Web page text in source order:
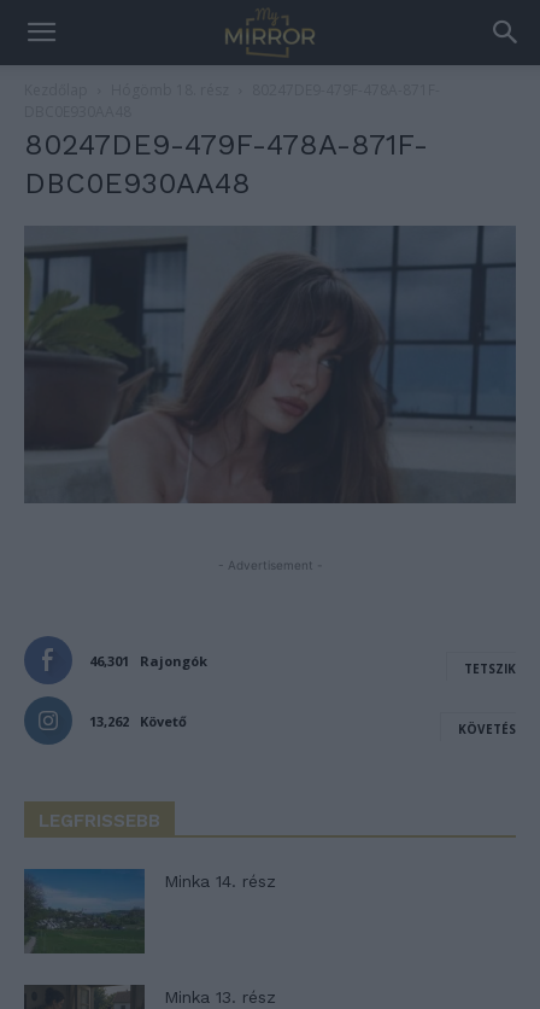
80247DE9-479F-478A-871F-
DBC0E930AA48
- Advertisement -
46,301 Rajongók TETSZIK
13,262 Követő KÖVETÉS
LEGFRISSEBB
Minka 14. rész
Minka 13. rész